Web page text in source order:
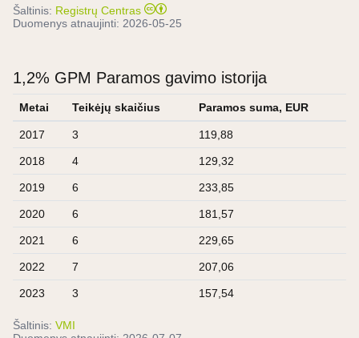
Šaltinis: Registrų Centras
Duomenys atnaujinti: 2026-05-25
1,2% GPM Paramos gavimo istorija
Metai Teikėjų skaičius Paramos suma, EUR
2017 3 119,88
2018 4 129,32
2019 6 233,85
2020 6 181,57
2021 6 229,65
2022 7 207,06
2023 3 157,54
Šaltinis: VMI